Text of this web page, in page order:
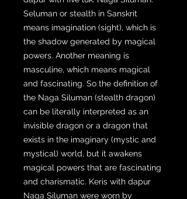
Seluman or stealth in Sanskrit
means imagination (sight), which is
the shadow generated by magical
powers. Another meaning is
masculine, which means magical
and fascinating. So the definition of
the Naga Siluman (stealth dragon)
can be literally interpreted as an
invisible dragon or a dragon that
exists in the imaginary (mystic and
mystical) world, but it awakens
magical powers that are fascinating
and charismatic. Keris with dapur
Naga Siluman were worn by